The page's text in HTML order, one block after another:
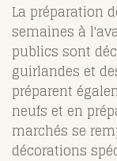
La préparation
semaines à
publics sont
guirlandes et
préparent
neufs et en
marchés se
décorations